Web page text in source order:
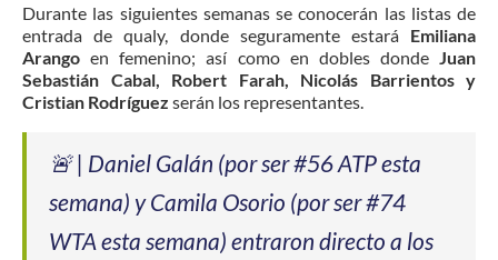
Durante las siguientes semanas se conocerán las listas de
entrada de qualy, donde seguramente estará Emiliana
Arango en femenino; así como en dobles donde
Juan
Sebastián Cabal, Robert Farah, Nicolás Barrientos y
Cristian Rodríguez serán los representantes.
🚨 | Daniel Galán (por ser #56 ATP esta
semana) y Camila Osorio (por ser #74
WTA esta semana) entraron directo a los